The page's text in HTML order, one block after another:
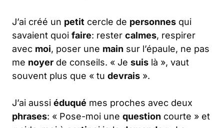
J’ai créé un petit cercle de personnes qui
savaient quoi faire: rester calmes, respirer
avec moi, poser une main sur l’épaule, ne pas
me noyer de conseils. « Je suis là », vaut
souvent plus que « tu devrais ».
J’ai aussi éduqué mes proches avec deux
phrases: « Pose-moi une question courte » et